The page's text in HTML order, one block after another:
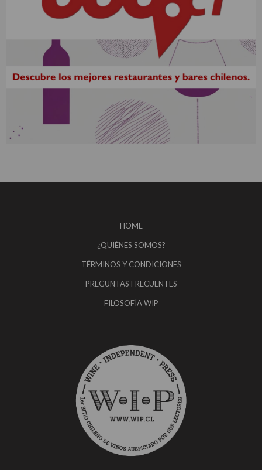
HOME
¿QUIÉNES SOMOS?
TÉRMINOS Y CONDICIONES
PREGUNTAS FRECUENTES
FILOSOFÍA WIP